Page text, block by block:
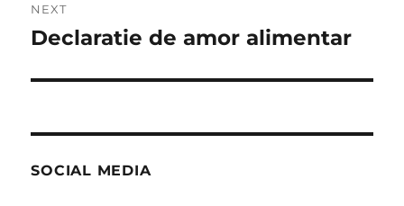
NEXT
Next
Declaratie de amor alimentar
SOCIAL MEDIA